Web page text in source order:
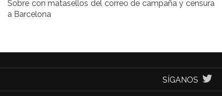
Sobre con matasellos del correo de campaña y censura
a Barcelona
SÍGANOS